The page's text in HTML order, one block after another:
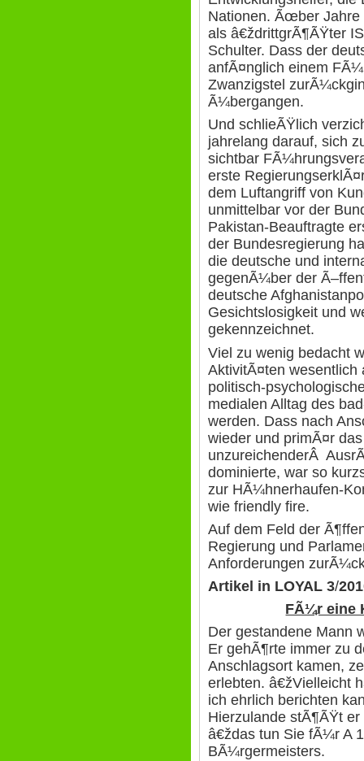
Nationen. Ãœber Jahre
als â€ždrittgrÃ¶ÃŸter
Schulter. Dass der
anfÃ¤nglich einem
Zwanzigstel
Ã¼bergangen.
Und schlieÃŸlich
jahrelang darauf, sich
sichtbar
erste
dem Luftangriff von
unmittelbar vor der
Pakistan-Beauftragte
der Bundesregierung
die deutsche und
gegenÃ¼ber der
deutsche
Gesichtslosigkeit und
gekennzeichnet.
Viel zu wenig bedacht
AktivitÃ¤ten wesentlich
politisch-
medialen Alltag des
werden. Dass nach
wieder und primÃ¤r
unzureichenderÂ
dominierte, war so
zur HÃ¼hnerhaufen-
wie friendly fire.
Auf dem Feld der
Regierung und
Anforderungen
Artikel in LOYAL 3/
FÃ¼r eine
Der gestandene Mann
Er gehÃ¶rte immer zu
Anschlagsort kamen,
erlebten. â€žVielleicht
ich ehrlich berichten
Hierzulande stÃ¶ÃŸt
â€ždas tun Sie fÃ¼r A
BÃ¼rgermeisters.